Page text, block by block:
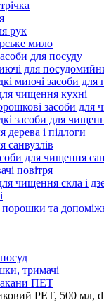
рук
мило
для посуду
для
миючі засоби для
чищення кухні
засоби для
засоби для
дерева і підлоги
санвузлів
для чищення
повітря
чищення скла і
та
тримачі
ПЕТ
РET, 500 мл,